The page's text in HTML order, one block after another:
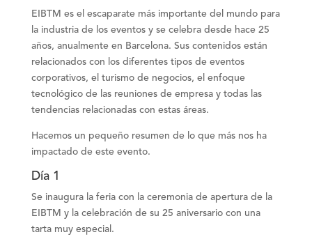
EIBTM es el escaparate más importante del mundo para
la industria de los eventosy se celebra desde hace 25
años, anualmente en Barcelona. Sus contenidos están
relacionados con los diferentes tipos de eventos
corporativos, el turismo de negocios, el enfoque
tecnológico de las reuniones de empresay todas las
tendencias relacionadas con estas áreas.
Hacemos un pequeño resumen de lo que más nos ha
impactado de este evento.
Día 1
Se inaugura la feria con la ceremonia de apertura de la
EIBTM y la celebración de su 25 aniversariocon una
tarta muy especial.